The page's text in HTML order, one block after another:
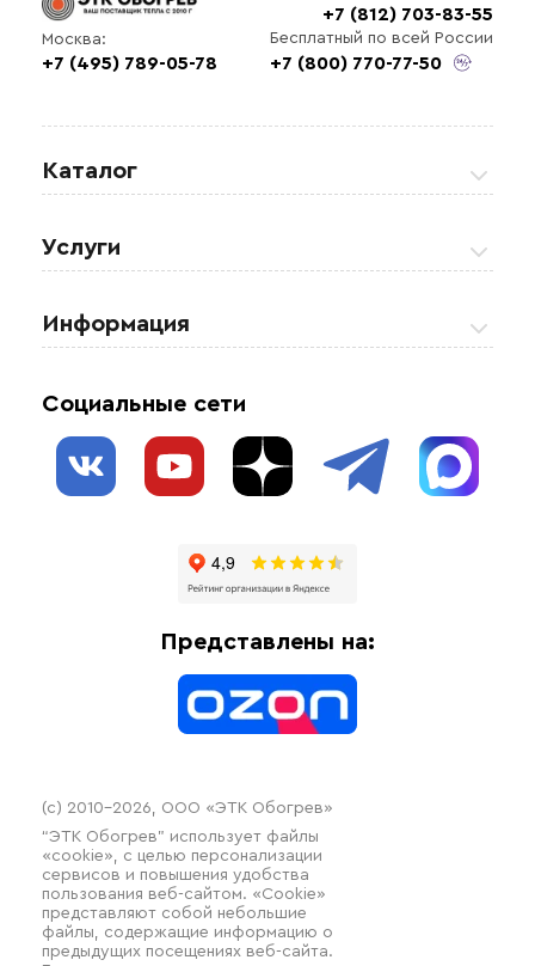
+7 (812) 703-83-55
Москва:
+7 (495) 789-05-78
Бесплатный по всей России
+7 (800) 770-77-50
Каталог
Регулирующая аппаратура
Взрывозащищенное оборудование
Системы защиты от протечки
Отопительное оборудование
Услуги
Обогрев резервуаров
Обогрев трубопроводов
Информация
Блог
Социальные сети
Представлены на:
(c) 2010–2026, ООО «ЭТК Обогрев»
“ЭТК Обогрев” использует файлы
«cookie», с целью персонализации
сервисов и повышения удобства
пользования веб-сайтом. «Cookie»
представляют собой небольшие
файлы, содержащие информацию о
предыдущих посещениях веб-сайта.